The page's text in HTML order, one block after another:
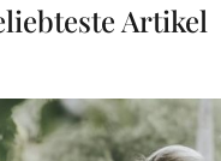
Artikel